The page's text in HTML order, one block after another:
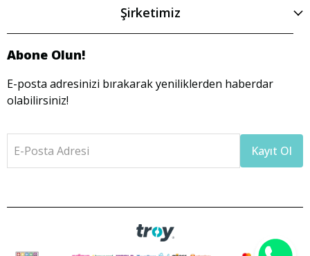
Şirketimiz
Abone Olun!
E-posta adresinizi bırakarak yeniliklerden haberdar
olabilirsiniz!
E-Posta Adresi Kayıt Ol